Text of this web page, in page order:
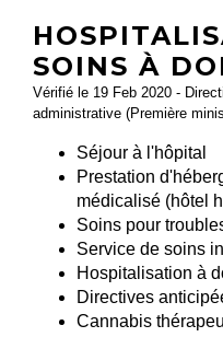
SOINS À
Vérifié le 19 Feb 2020 -
administrative (Première
Séjour à l'hôpital
Prestation
médicalisé (hôtel
Soins pour
Service de soins
Hospitalisation à
Directives
Cannabis